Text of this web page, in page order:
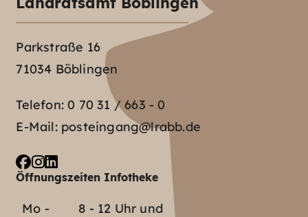
Parkstraße 16
71034 Böblingen
Telefon:0 70 31 / 663 - 0
E-Mail: posteingang@lrabb.de
Öffnungszeiten Infotheke
Mo -
8 - 12 Uhr und